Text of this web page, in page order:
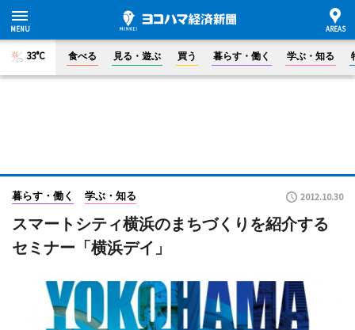
33°C 食べる 見る・遊ぶ 買う 暮らす・働く 学ぶ・知る
暮らす・働く 学ぶ・知る 2012.10.30
スマートシティ横浜のまちづくりを紹介する
セミナー「横浜デイ」